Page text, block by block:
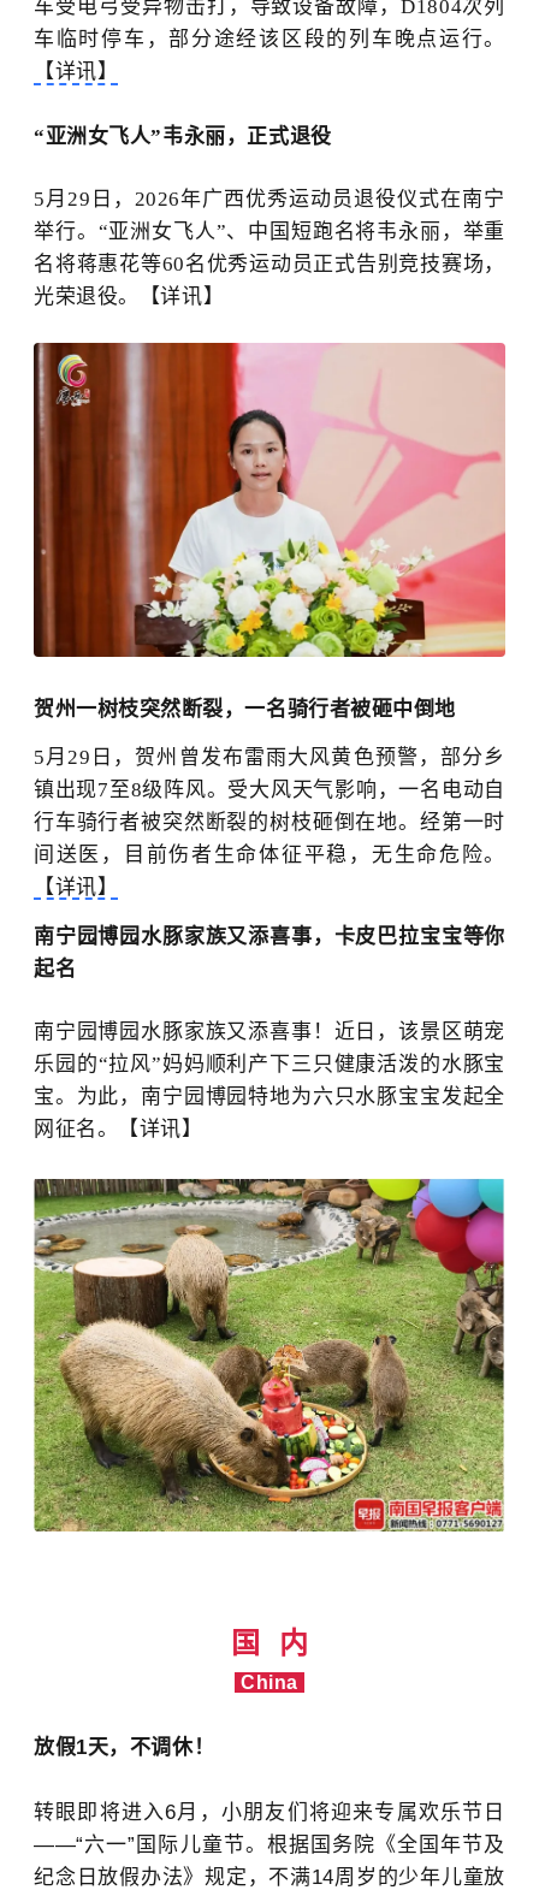
车受电弓受异物击打，导致设备故障，D1804次列
车临时停车，部分途经该区段的列车晚点运行。
【详讯】
“亚洲女飞人”韦永丽，正式退役
5月29日，2026年广西优秀运动员退役仪式在南宁
举行。“亚洲女飞人”、中国短跑名将韦永丽，举重
名将蒋惠花等60名优秀运动员正式告别竞技赛场，
光荣退役。
【详讯】
贺州一树枝突然断裂，一名骑行者被砸中倒地
5月29日，贺州曾发布雷雨大风黄色预警，部分乡
镇出现7至8级阵风。 受大风天气影响，一名电动自
行车骑行者被突然断裂的树枝砸倒在地。 经第一时
间送医，目前伤者生命体征平稳，无生命危险。
【详讯】
南宁园博园水豚家族又添喜事，卡皮巴拉宝宝等你
起名
南宁园博园水豚家族又添喜事！近日，该景区萌宠
乐园的“拉风”妈妈顺利产下三只健康活泼的水豚宝
宝。为此，南宁园博园特地为六只水豚宝宝发起全
网征名。【详讯】
国 内
China
放假1天，不调休！
转眼即将进入6月，小朋友们将迎来专属欢乐节日
——“六一”国际儿童节。根据国务院《全国年节及
纪念日放假办法》规定，不满14周岁的少年儿童放